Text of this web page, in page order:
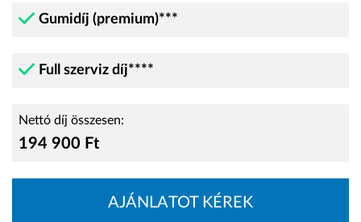
Gumidíj (premium)***
Full szerviz díj****
Nettó díj összesen:
194 900 Ft
AJÁNLATOT KÉREK